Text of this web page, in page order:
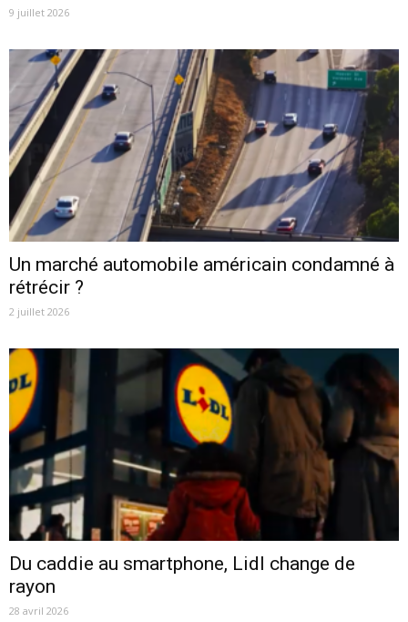
9 juillet 2026
Un marché automobile américain condamné à
rétrécir ?
2 juillet 2026
Du caddie au smartphone, Lidl change de
rayon
28 avril 2026